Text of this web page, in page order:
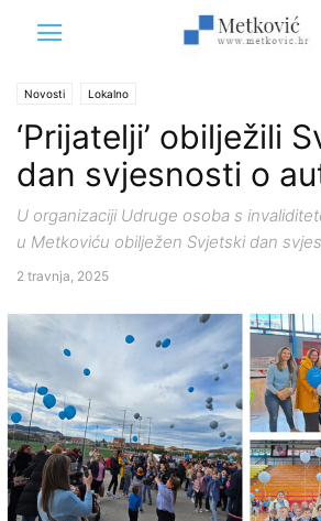
Novosti Lokalno
‘Prijatelji’ obilježili
dan svjesnosti o
U organizaciji Udruge osoba s
u Metkoviću obilježen Svjetski dan
2 travnja, 2025